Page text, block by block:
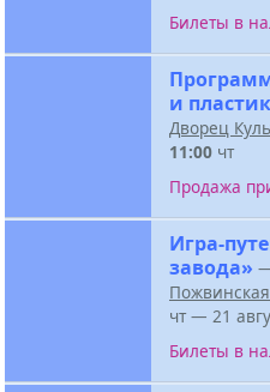
Билеты в
и
Дворец
11:00 чт
Продажа
Игра-
завода»
чт — 21
Билеты в